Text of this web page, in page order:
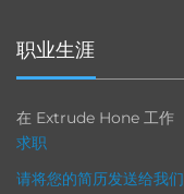
职业生涯
在 Extrude Hone 工作
求职
请将您的简历发送给我们